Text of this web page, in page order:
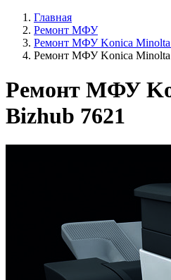
Главная
Ремонт МФУ
Ремонт МФУ Konica Minolta
Ремонт МФУ Konica Minolta
Ремонт МФУ
Bizhub 7621